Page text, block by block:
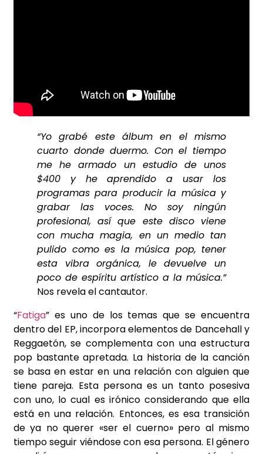
“Yo grabé este álbum en el mismo
cuarto donde duermo. Con el tiempo
me he armado un estudio de unos
$400 y he aprendido a usar los
programas para producir la música y
grabar las voces. No soy ningún
profesional, así que este disco viene
con mucha magia, en un medio tan
pulido como es la música pop, tener
esta vibra orgánica, le devuelve un
poco de espíritu artístico a la música.”
Nos revela el cantautor.
“Fatiga” es uno de los temas que se encuentra
dentro del EP, incorpora elementos de Dancehall y
Reggaetón, se complementa con una estructura
pop bastante apretada. La historia de la canción
se basa en estar en una relación con alguien que
tiene pareja. Esta persona es un tanto posesiva
con uno, lo cual es irónico considerando que ella
está en una relación. Entonces, es esa transición
de ya no querer «ser el cuerno» pero al mismo
tiempo seguir viéndose con esa persona. El género